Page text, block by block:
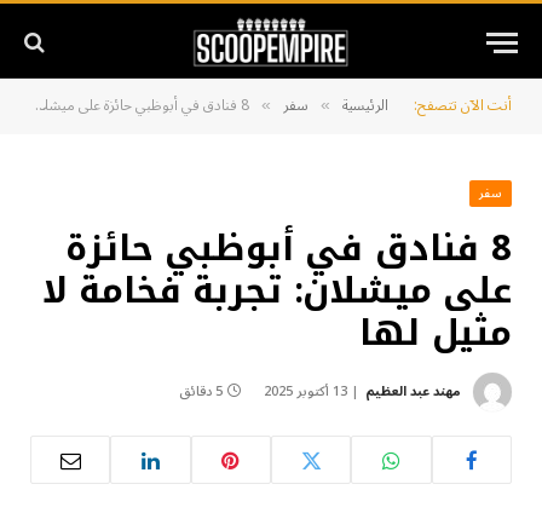
أنت الآن تتصفح: الرئيسية » سفر » 8 فنادق في أبوظبي حائزة على ميشلان: تجربة فخامة لا مثيل لها
سفر
8 فنادق في أبوظبي حائزة
على ميشلان: تجربة فخامة لا
مثيل لها
مهند عبد العظيم 13 أكتوبر 2025 5 دقائق